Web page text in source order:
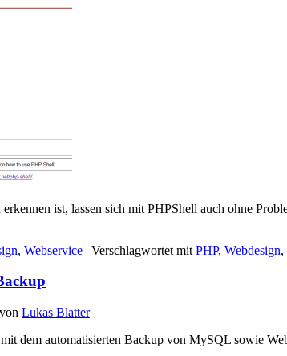
ist, lassen sich mit PHPShell auch ohne
, Webservice | Verschlagwortet mit PHP, Webdesign,
von Lukas Blatter
dem automatisierten Backup von MySQL sowie